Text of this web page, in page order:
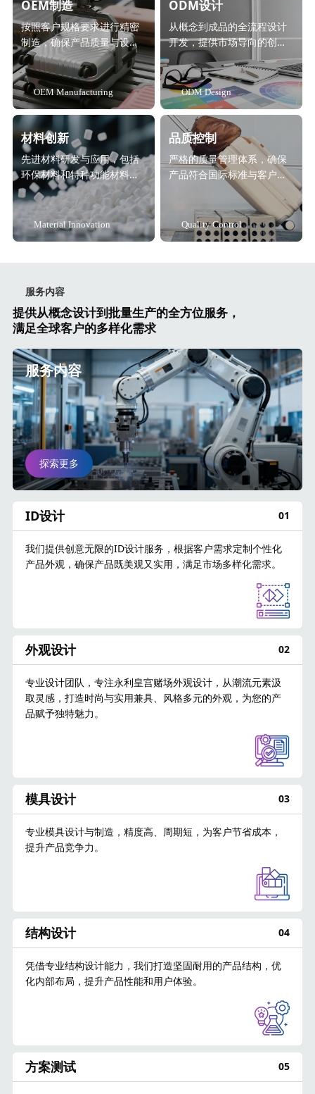
OEM制造
按照客户规格要求进行精密
制造，确保产品质量与设计
一致性。
OEM Manufacturing
ODM设计
从概念到成品的全流程设计
开发，提供市场导向的创新
解决方案。
ODM Design
材料创新
先进材料研发与应用，包括
环保材料和特种功能材料解
决方案。
Material Innovation
品质控制
严格的质量管理体系，确保
产品符合国际标准与客户要
Quality Control
服务内容
提供从概念设计到批量生产的全方位服务，
满足全球客户的多样化需求
服务内容
探索更多
ID设计 01
我们提供创意无限的ID设计服务，根据客户需求定制个性化
产品外观，确保产品既美观又实用，满足市场多样化需求。
外观设计 02
专业设计团队，专注永利皇宫赌场外观设计，从潮流元素汲
取灵感，打造时尚与实用兼具、风格多元的外观，为您的产
品赋予独特魅力。
模具设计 03
专业模具设计与制造，精度高、周期短，为客户节省成本，
提升产品竞争力。
结构设计 04
凭借专业结构设计能力，我们打造坚固耐用的产品结构，优
化内部布局，提升产品性能和用户体验。
方案测试 05